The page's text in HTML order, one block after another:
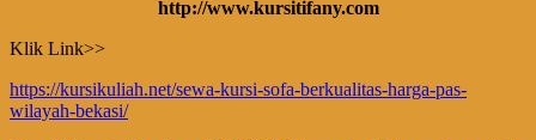
http://www.kursitifany.com
Klik Link>>
https://kursikuliah.net/sewa-kursi-sofa-berkualitas-harga-pas-
wilayah-bekasi/